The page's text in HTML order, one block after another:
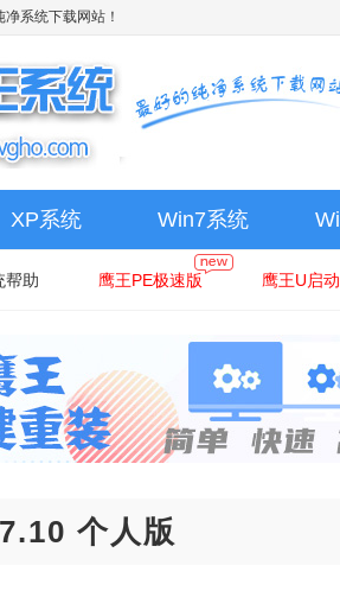
系统下载网站！
XP系统 Win7系统
帮助 鹰王PE极速版 鹰王U启
个人版